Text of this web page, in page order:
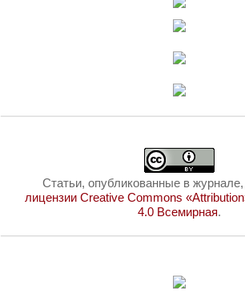
Статьи, опубликованные в
лицензии Creative Commons
4.0 Всемирная.